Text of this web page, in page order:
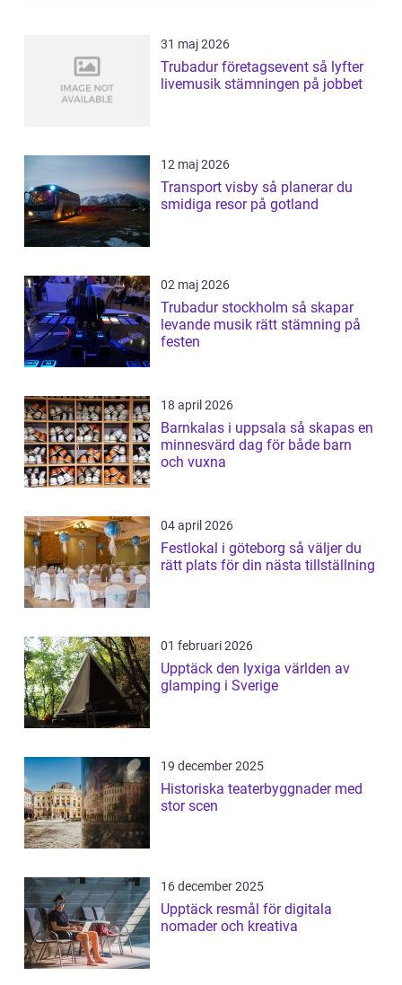
31 maj 2026
Trubadur företagsevent så lyfter
livemusik stämningen på jobbet
12 maj 2026
Transport visby så planerar du
smidiga resor på gotland
02 maj 2026
Trubadur stockholm så skapar
levande musik rätt stämning på
festen
18 april 2026
Barnkalas i uppsala så skapas en
minnesvärd dag för både barn
och vuxna
04 april 2026
Festlokal i göteborg så väljer du
rätt plats för din nästa tillställning
01 februari 2026
Upptäck den lyxiga världen av
glamping i Sverige
19 december 2025
Historiska teaterbyggnader med
stor scen
16 december 2025
Upptäck resmål för digitala
nomader och kreativa